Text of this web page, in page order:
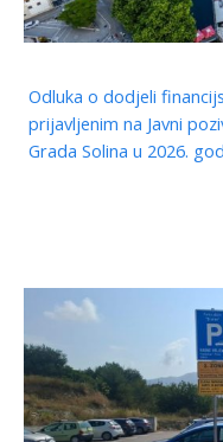
Odluka o dodjeli
prijavljenim na Javni
Grada Solina u 2026.